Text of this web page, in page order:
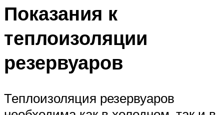
Показания к
теплоизоляции
резервуаров
Теплоизоляция резервуаров